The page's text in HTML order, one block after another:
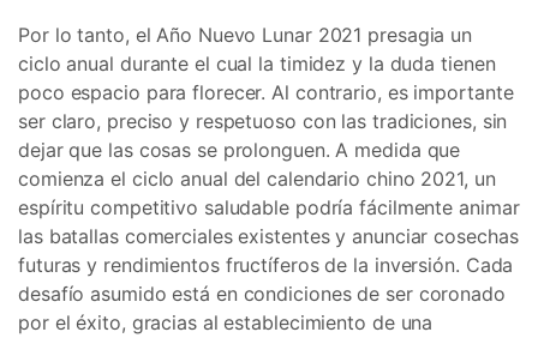
Por lo tanto, el Año Nuevo Lunar 2021 presagia un
ciclo anual durante el cual la timidez y la duda tienen
poco espacio para florecer. Al contrario, es importante
ser claro, preciso y respetuoso con las tradiciones, sin
dejar que las cosas se prolonguen. A medida que
comienza el ciclo anual del calendario chino 2021, un
espíritu competitivo saludable podría fácilmente animar
las batallas comerciales existentes y anunciar cosechas
futuras y rendimientos fructíferos de la inversión. Cada
desafío asumido está en condiciones de ser coronado
por el éxito, gracias al establecimiento de una